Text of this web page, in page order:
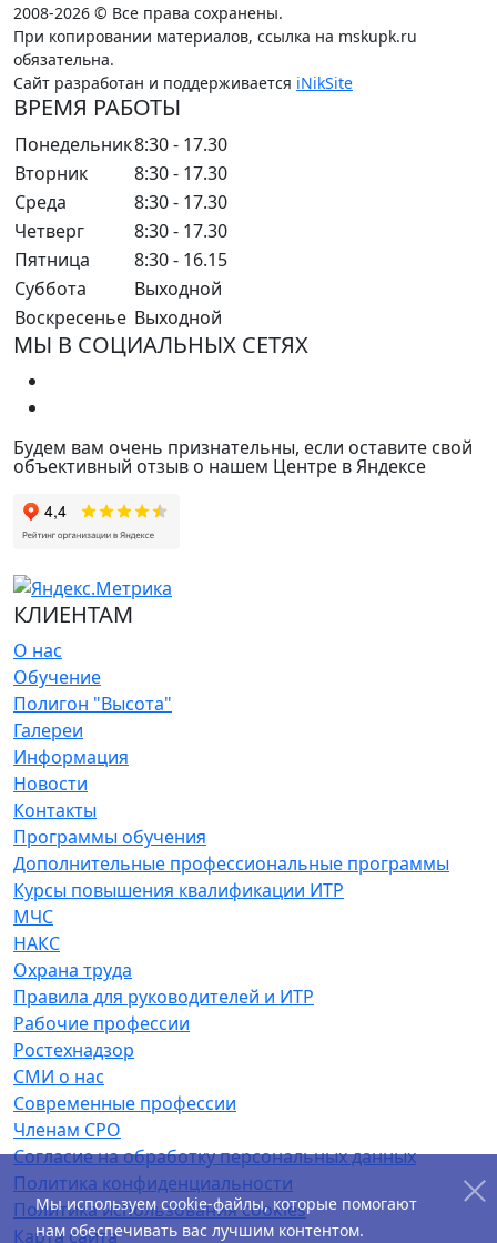
2008-2026 © Все права сохранены.
При копировании материалов, ссылка на mskupk.ru
обязательна.
Сайт разработан и поддерживается iNikSite
ВРЕМЯ РАБОТЫ
Понедельник8:30 - 17.30
Вторник
8:30 - 17.30
Среда
8:30 - 17.30
Четверг
8:30 - 17.30
Пятница
8:30 - 16.15
Суббота
Выходной
Воскресенье Выходной
МЫ В СОЦИАЛЬНЫХ СЕТЯХ
Будем вам очень признательны, если оставите свой
объективный отзыв о нашем Центре в Яндексе
КЛИЕНТАМ
О нас
Обучение
Полигон "Высота"
Галереи
Информация
Новости
Контакты
Программы обучения
Дополнительные профессиональные программы
Курсы повышения квалификации ИТР
МЧС
НАКС
Охрана труда
Правила для руководителей и ИТР
Рабочие профессии
Ростехнадзор
СМИ о нас
Современные профессии
Членам СРО
Согласие на обработку персональных данных
Политика конфиденциальности
Политика использования cookies
Карта сайта
Мы используем cookie-файлы, которые помогают
нам обеспечивать вас лучшим контентом.